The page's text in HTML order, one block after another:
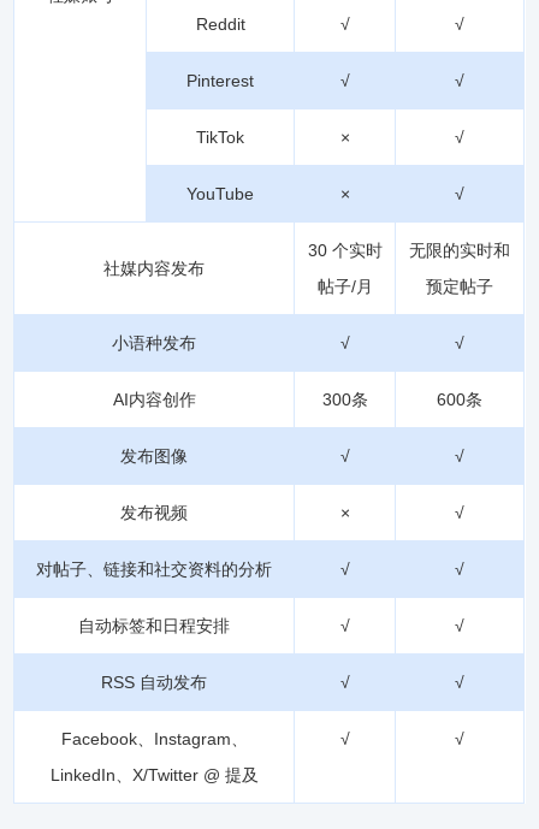
Reddit √ √
Pinterest √ √
TikTok × √
YouTube × √
社媒内容发布
30 个实时
帖子/月
无限的实时和
预定帖子
小语种发布 √ √
AI内容创作 300条 600条
发布图像 √ √
发布视频 × √
对帖子、链接和社交资料的分析 √ √
自动标签和日程安排 √ √
RSS 自动发布 √ √
Facebook、Instagram、
LinkedIn、X/Twitter @ 提及
√ √